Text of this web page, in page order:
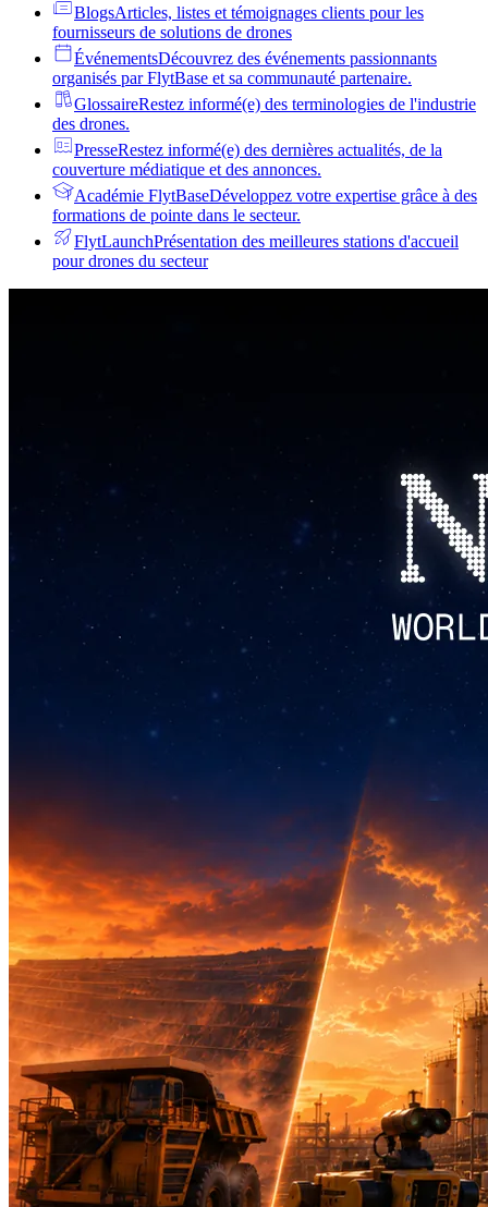
BlogsArticles, listes et témoignages clients pour les
fournisseurs de solutions de drones
ÉvénementsDécouvrez des événements passionnants
organisés par FlytBase et sa communauté partenaire.
GlossaireRestez informé(e) des terminologies de l'industrie
des drones.
PresseRestez informé(e) des dernières actualités, de la
couverture médiatique et des annonces.
Académie FlytBaseDéveloppez votre expertise grâce à des
formations de pointe dans le secteur.
FlytLaunchPrésentation des meilleures stations d'accueil
pour drones du secteur